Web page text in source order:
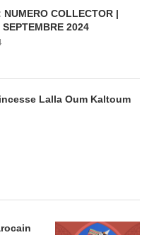
NUMERO COLLECTOR |
2024
Lalla Oum Kaltoum